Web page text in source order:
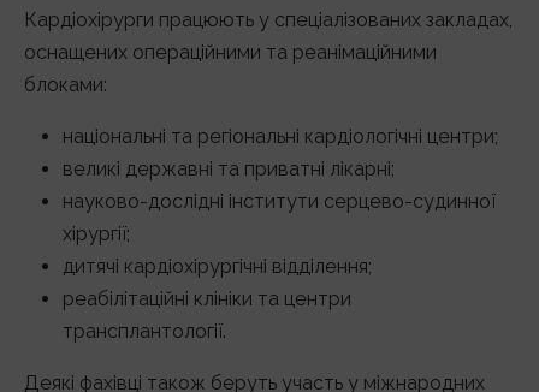
Кардіохірурги працюють у спеціалізованих закладах,
оснащених операційними та реанімаційними
блоками:
національні та регіональні кардіологічні центри;
великі державні та приватні лікарні;
науково-дослідні інститути серцево-судинної
хірургії;
дитячі кардіохірургічні відділення;
реабілітаційні клініки та центри
трансплантології.
Деякі фахівці також беруть участь у міжнародних